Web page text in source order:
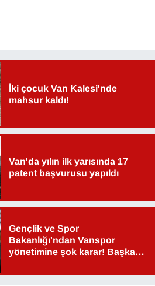
İki çocuk Van Kalesi'nde
mahsur kaldı!
Van'da yılın ilk yarısında 17
patent başvurusu yapıldı
Gençlik ve Spor
Bakanlığı'ndan Vanspor
yönetimine şok karar! Başkan